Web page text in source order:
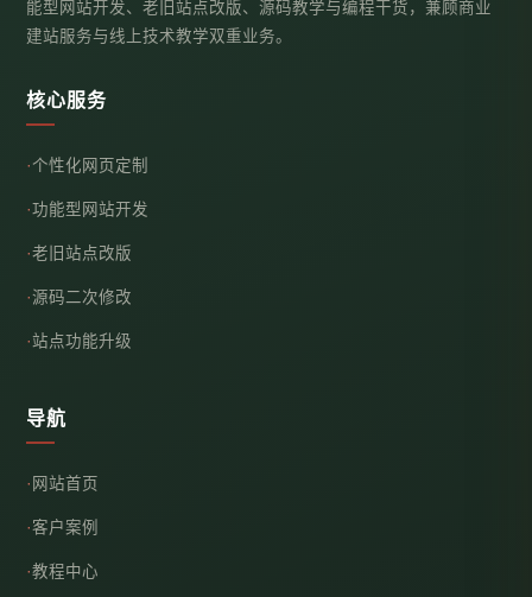
能型网站开发、老旧站点改版、源码教学与编程干货，兼顾商业
建站服务与线上技术教学双重业务。
核心服务
个性化网页定制
功能型网站开发
老旧站点改版
源码二次修改
站点功能升级
导航
网站首页
客户案例
教程中心